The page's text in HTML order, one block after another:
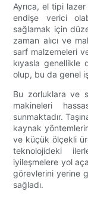
Ayrıca, el tipi lazer
endişe verici
sağlamak için
zaman alıcı ve
sarf malzemeleri
kıyasla
olup, bu da genel
Bu zorluklara ve
makineleri
sunmaktadır.
kaynak
ve küçük ölçekli
teknolojideki
iyileşmelere yol
görevlerini yerine
sağladı.